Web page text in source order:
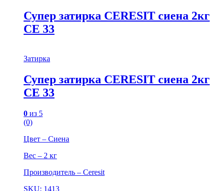
Супер затирка CERESIT сиена 2кг
СЕ 33
Затирка
Супер затирка CERESIT сиена 2кг
СЕ 33
0 из 5
(0)
Цвет – Сиена
Вес – 2 кг
Производитель – Ceresit
SKU: 1413